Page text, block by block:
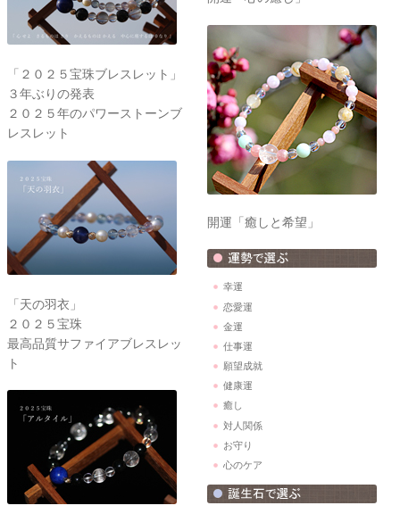
「２０２５宝珠ブレスレット」
３年ぶりの発表
２０２５年のパワーストーンブ
レスレット
「天の羽衣」
２０２５宝珠
最高品質サファイアブレスレッ
ト
開運「癒しと希望」
幸運
恋愛運
金運
仕事運
願望成就
健康運
癒し
対人関係
お守り
心のケア